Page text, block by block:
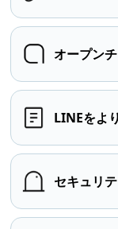
オープン
LINEをよ
セキュリ